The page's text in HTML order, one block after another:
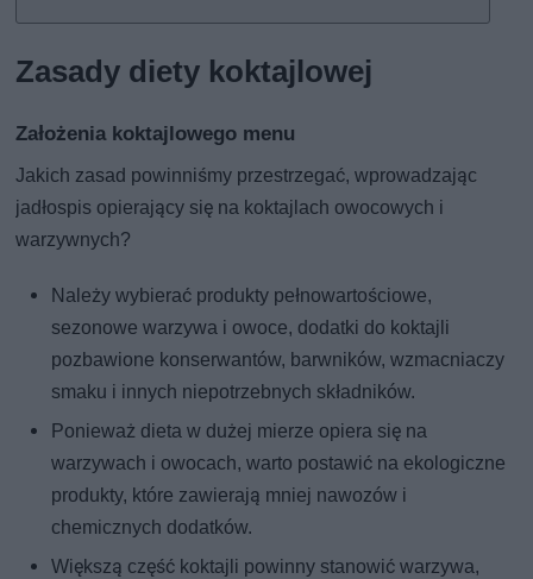
Zasady diety koktajlowej
Założenia koktajlowego menu
Jakich zasad powinniśmy przestrzegać, wprowadzając
jadłospis opierający się na koktajlach owocowych i
warzywnych?
Należy wybierać produkty pełnowartościowe,
sezonowe warzywa i owoce, dodatki do koktajli
pozbawione konserwantów, barwników, wzmacniaczy
smaku i innych niepotrzebnych składników.
Ponieważ dieta w dużej mierze opiera się na
warzywach i owocach, warto postawić na ekologiczne
produkty, które zawierają mniej nawozów i
chemicznych dodatków.
Większą część koktajli powinny stanowić warzywa,